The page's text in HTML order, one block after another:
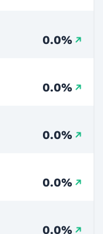
0.0%
0.0%
0.0%
0.0%
0.0%